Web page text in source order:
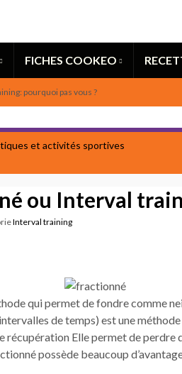
FICHES COOKEO
pourquoi pas vous ?
et activités sportives
ou Interval
Interval training
qui permet de fondre comme
de temps) est une
récupération Elle permet de perdre
possède beaucoup